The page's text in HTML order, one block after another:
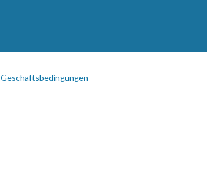
Geschäftsbedingungen